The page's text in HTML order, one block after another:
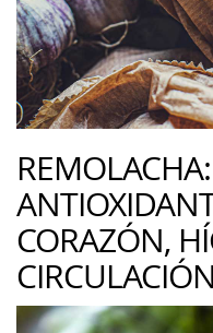
CORAZÓN,
CIRCULACIÓN